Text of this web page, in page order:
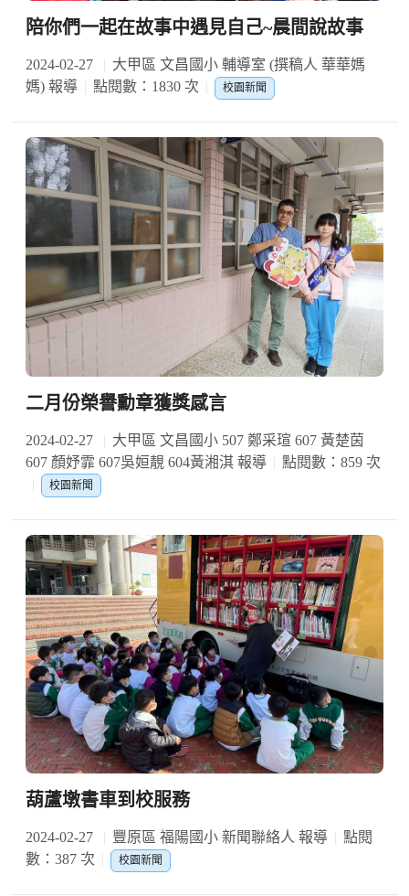
陪你們一起在故事中遇見自己~晨間說故事
2024-02-27
大甲區 文昌國小 輔導室 (撰稿人 華華媽
媽) 報導
點閱數：1830 次 校園新聞
二月份榮譽勳章獲獎感言
2024-02-27
大甲區 文昌國小 507 鄭采瑄 607 黃楚茵
607 顏妤霏 607吳姮靚 604黃湘淇 報導
點閱數：859 次
校園新聞
葫蘆墩書車到校服務
2024-02-27 豐原區 福陽國小 新聞聯絡人 報導
點閱
數：387 次
校園新聞